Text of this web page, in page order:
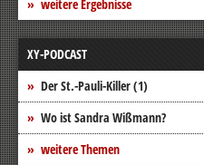
weitere Ergebnisse
XY-PODCAST
Der St.-Pauli-Killer (1)
Wo ist Sandra Wißmann?
weitere Themen